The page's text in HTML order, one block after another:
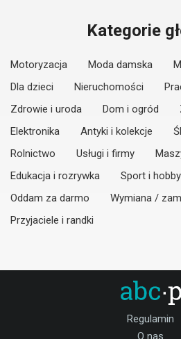
Kategorie
Motoryzacja Moda damska
Dla dzieci
Nieruchomości
Zdrowie i uroda
Dom i ogród
Elektronika
Antyki i kolekcje
Rolnictwo
Usługi i firmy
Edukacja i rozrywka
Sport i hobby
Oddam za darmo
Wymiana /
Przyjaciele i randki
Regulamin
O nas